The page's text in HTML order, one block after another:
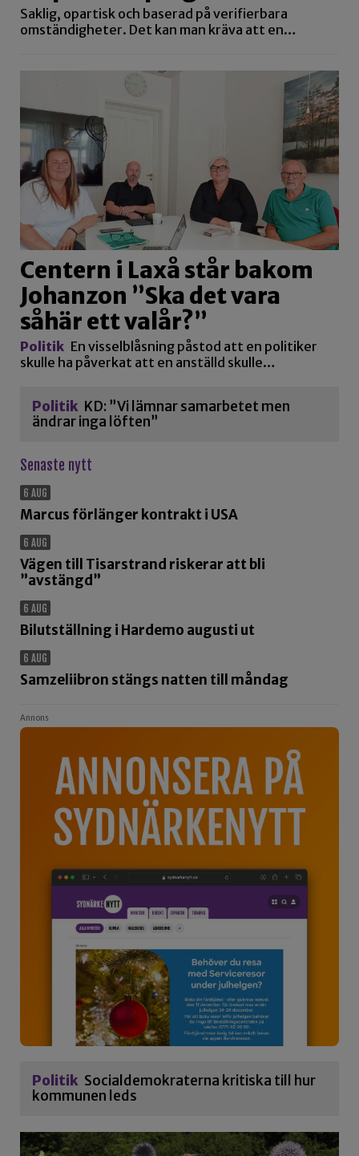
Saklig, opartisk och baserad på verifierbara
omständigheter. Det kan man kräva att en…
Centern i Laxå står bakom
Johanzon ”Ska det vara
såhär ett valår?”
Politik En visselblåsning påstod att en politiker
skulle ha påverkat att en anställd skulle…
Politik KD: ”Vi lämnar samarbetet men
ändrar inga löften”
Senaste nytt
6 AUG
Marcus förlänger kontrakt i USA
6 AUG
Vägen till Tisarstrand riskerar att bli
”avstängd”
6 AUG
Bilutställning i Hardemo augusti ut
6 AUG
Samzeliibron stängs natten till måndag
Annons
Politik Socialdemokraterna kritiska till hur
kommunen leds